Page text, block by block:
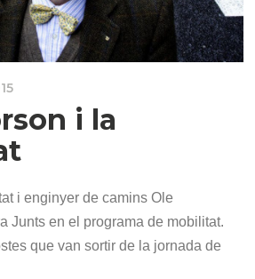
i la
i enginyer de camins Ole
Junts en el programa de mobilitat.
que van sortir de la jornada de